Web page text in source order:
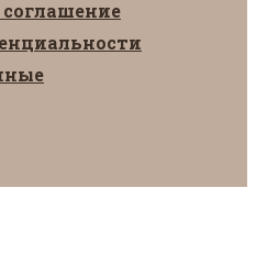
соглашение